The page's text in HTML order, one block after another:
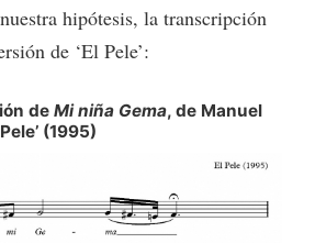
hipótesis, la transcripción
de ‘El Pele’:
de Mi niña Gema, de Manuel
(1995)